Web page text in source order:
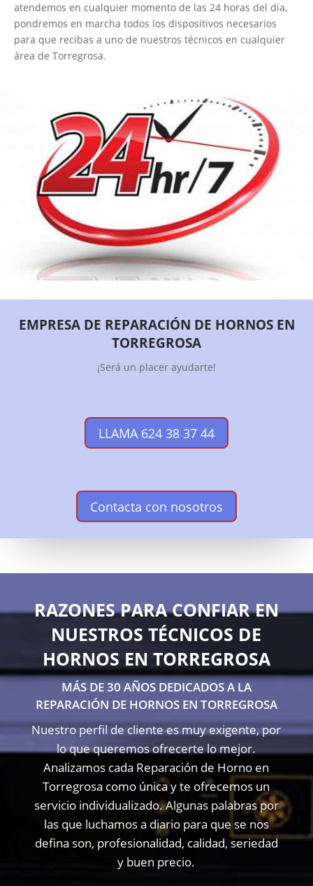
atendemos en cualquier momento de las 24 horas del día,
pondremos en marcha todos los dispositivos necesarios
para que recibas a uno de nuestros técnicos en cualquier
área de Torregrosa.
EMPRESA DE REPARACIÓN DE HORNOS EN
TORREGROSA
¡Será un placer ayudarte!
LLAMA 624 38 37 44
Contacta con nosotros
RAZONES PARA CONFIAR EN
NUESTROS TÉCNICOS DE
HORNOS EN TORREGROSA
MÁS DE 30 AÑOS DEDICADOS A LA
REPARACIÓN DE HORNOS EN TORREGROSA
Nuestro perfil de cliente es muy exigente, por
lo que queremos ofrecerte lo mejor.
Analizamos cada Reparación de Horno en
Torregrosa como única y te ofrecemos un
servicio individualizado. Algunas palabras por
las que luchamos a diario para que se nos
defina son, profesionalidad, calidad, seriedad
y buen precio.